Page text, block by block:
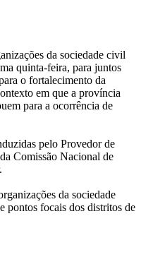
da sociedade civil
quinta-feira, para juntos
o fortalecimento da
em que a província
para a ocorrência de
pelo Provedor de
Comissão Nacional de
da sociedade
pontos focais dos distritos de